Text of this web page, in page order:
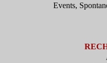
Events,